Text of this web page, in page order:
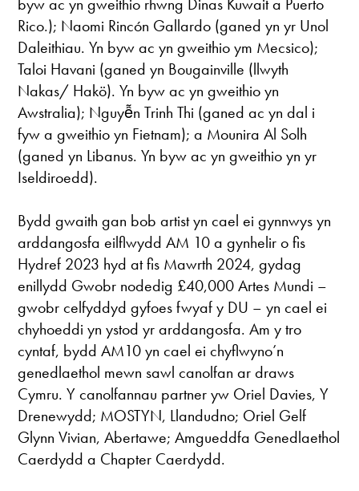
byw ac yn gweithio rhwng Dinas Kuwait a Puerto
Rico.); Naomi Rincón Gallardo (ganed yn yr Unol
Daleithiau. Yn byw ac yn gweithio ym Mecsico);
Taloi Havani (ganed yn Bougainville (llwyth
Nakas/ Hakö). Yn byw ac yn gweithio yn
Awstralia); Nguyễn Trinh Thi (ganed ac yn dal i
fyw a gweithio yn Fietnam); a Mounira Al Solh
(ganed yn Libanus. Yn byw ac yn gweithio yn yr
Iseldiroedd).
Bydd gwaith gan bob artist yn cael ei gynnwys yn
arddangosfa eilflwydd AM 10 a gynhelir o fis
Hydref 2023 hyd at fis Mawrth 2024, gydag
enillydd Gwobr nodedig £40,000 Artes Mundi –
gwobr celfyddyd gyfoes fwyaf y DU – yn cael ei
chyhoeddi yn ystod yr arddangosfa. Am y tro
cyntaf, bydd AM10 yn cael ei chyflwyno’n
genedlaethol mewn sawl canolfan ar draws
Cymru. Y canolfannau partner yw Oriel Davies, Y
Drenewydd; MOSTYN, Llandudno; Oriel Gelf
Glynn Vivian, Abertawe; Amgueddfa Genedlaethol
Caerdydd a Chapter Caerdydd.